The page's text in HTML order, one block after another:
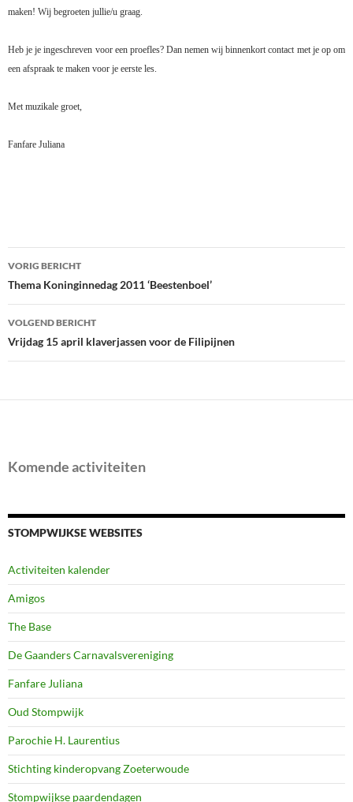
maken! Wij begroeten jullie/u graag.
Heb je je ingeschreven voor een proefles? Dan nemen wij binnenkort contact met je op om
een afspraak te maken voor je eerste les.
Met muzikale groet,
Fanfare Juliana
Bericht
navigatie
VORIG BERICHT
Thema Koninginnedag 2011 ‘Beestenboel’
VOLGEND BERICHT
Vrijdag 15 april klaverjassen voor de Filipijnen
Komende activiteiten
STOMPWIJKSE WEBSITES
Activiteiten kalender
Amigos
The Base
De Gaanders Carnavalsvereniging
Fanfare Juliana
Oud Stompwijk
Parochie H. Laurentius
Stichting kinderopvang Zoeterwoude
Stompwijkse paardendagen